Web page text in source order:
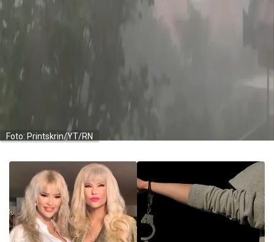
Foto: Printskrin/YT/RN